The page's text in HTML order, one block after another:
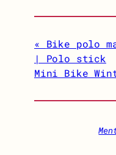
Bike polo
| Polo stick
Mini Bike